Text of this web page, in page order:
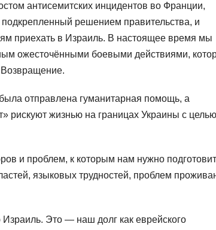
антисемитских инцидентов во Франции,
решением правительства, и
приехать в Израиль. В настоящее время мы
ожесточёнными боевыми действиями,
Возвращение.
отправлена гуманитарная помощь, а
рискуют жизнью на границах Украины с целью
и проблем, к которым нам нужно
языковых трудностей, проблем
Израиль. Это — наш долг как еврейского